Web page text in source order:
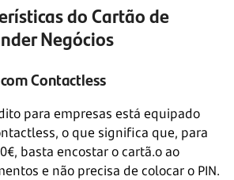
do Cartão de
Negócios
Contactless
para empresas está equipado
o que significa que, para
basta encostar o cartã.o ao
e não precisa de colocar o PIN.